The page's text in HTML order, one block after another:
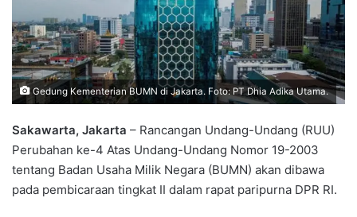
Gedung Kementerian BUMN di Jakarta. Foto: PT Dhia Adika Utama.
Sakawarta, Jakarta – Rancangan Undang-Undang (RUU)
Perubahan ke-4 Atas Undang-Undang Nomor 19-2003
tentang Badan Usaha Milik Negara (BUMN) akan dibawa
pada pembicaraan tingkat II dalam rapat paripurna DPR RI.